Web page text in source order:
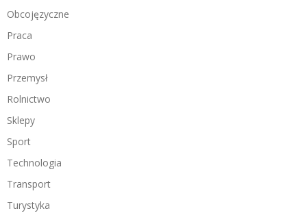
Obcojęzyczne
Praca
Prawo
Przemysł
Rolnictwo
Sklepy
Sport
Technologia
Transport
Turystyka